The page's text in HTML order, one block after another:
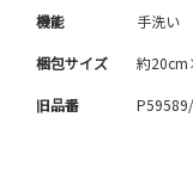
機能 手洗い
梱包サイズ 約
旧品番